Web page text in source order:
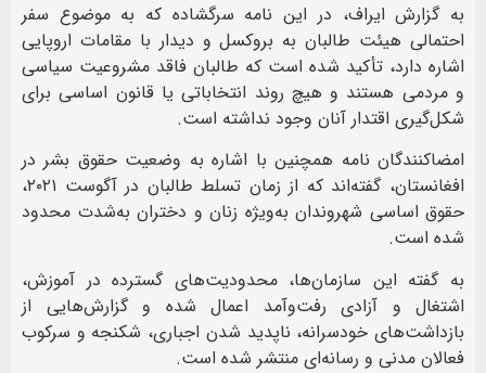
به گزارش ایراف، در این نامه سرگشاده که به موضوع سفر
احتمالی هیئت طالبان به بروکسل و دیدار با مقامات اروپایی
اشاره دارد، تأکید شده است که طالبان فاقد مشروعیت سیاسی
و مردمی هستند و هیچ روند انتخاباتی یا قانون اساسی برای
شکل‌گیری اقتدار آنان وجود نداشته است.
امضاکنندگان نامه همچنین با اشاره به وضعیت حقوق بشر در
افغانستان، گفته‌اند که از زمان تسلط طالبان در آگوست ۲۰۲۱،
حقوق اساسی شهروندان به‌ویژه زنان و دختران به‌شدت محدود
شده است.
به گفته این سازمان‌ها، محدودیت‌های گسترده در آموزش،
اشتغال و آزادی رفت‌وآمد اعمال شده و گزارش‌هایی از
بازداشت‌های خودسرانه، ناپدید شدن اجباری، شکنجه و سرکوب
فعالان مدنی و رسانه‌ای منتشر شده است.